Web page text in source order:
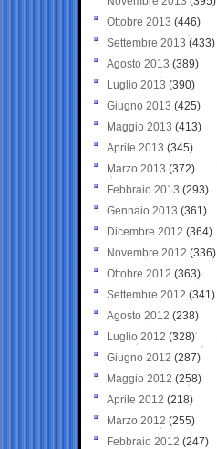
Ottobre 2013 (446)
Settembre 2013 (433)
Agosto 2013 (389)
Luglio 2013 (390)
Giugno 2013 (425)
Maggio 2013 (413)
Aprile 2013 (345)
Marzo 2013 (372)
Febbraio 2013 (293)
Gennaio 2013 (361)
Dicembre 2012 (364)
Novembre 2012 (336)
Ottobre 2012 (363)
Settembre 2012 (341)
Agosto 2012 (238)
Luglio 2012 (328)
Giugno 2012 (287)
Maggio 2012 (258)
Aprile 2012 (218)
Marzo 2012 (255)
Febbraio 2012 (247)